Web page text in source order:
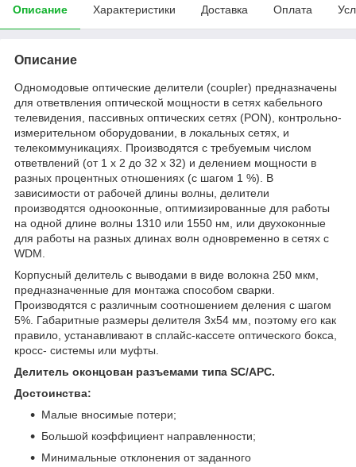
Описание Характеристики Доставка Оплата
Описание
Одномодовые оптические делители (coupler) предназначены
для ответвления оптической мощности в сетях кабельного
телевидения, пассивных оптических сетях (PON), контрольно-
измерительном оборудовании, в локальных сетях, и
телекоммуникациях. Производятся с требуемым числом
ответвлений (от 1 х 2 до 32 х 32) и делением мощности в
разных процентных отношениях (с шагом 1 %). В
зависимости от рабочей длины волны, делители
производятся однооконные, оптимизированные для работы
на одной длине волны 1310 или 1550 нм, или двухоконные
для работы на разных длинах волн одновременно в сетях с
WDM.
Корпусный делитель с выводами в виде волокна 250 мкм,
предназначенные для монтажа способом сварки.
Производятся с различным соотношением деления с шагом
5%. Габаритные размеры делителя 3х54 мм, поэтому его как
правило, устанавливают в сплайс-кассете оптического бокса,
кросс- системы или муфты.
Делитель оконцован разъемами типа SC/APC.
Достоинства:
Малые вносимые потери;
Большой коэффициент направленности;
Минимальные отклонения от заданного